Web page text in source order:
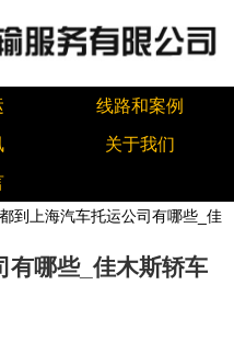
线路和案例
关于我们
到上海汽车托运公司有哪些_佳
有哪些_佳木斯轿车